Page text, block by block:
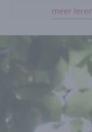
meer leren